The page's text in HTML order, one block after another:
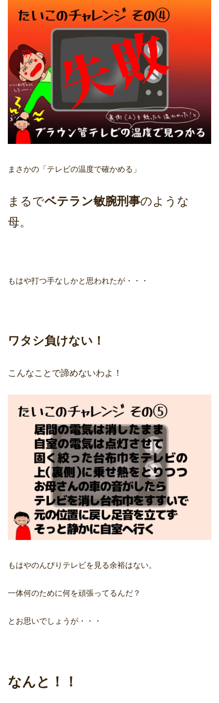
まさかの「テレビの温度で確かめる」
まるでベテラン敏腕刑事のような
母。
もはや打つ手なしかと思われたが・・・
ワタシ負けない！
こんなことで諦めないわよ！
もはやのんびりテレビを見る余裕はない。
一体何のために何を頑張ってるんだ？
とお思いでしょうが・・・
なんと！！